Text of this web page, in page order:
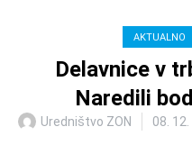
AKTUALNO
Delavnice v
Naredili
Uredništvo ZON 08.